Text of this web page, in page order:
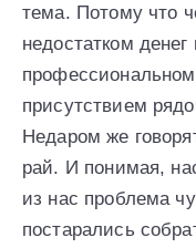
тема. Потому что
недостатком
присутствием
Недаром же
рай. И понимая,
из нас проблема
постарались